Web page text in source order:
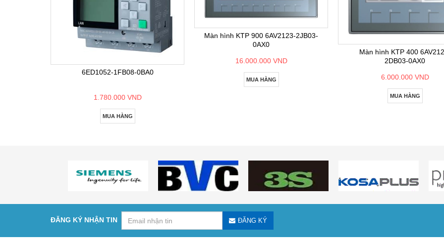
6ED1052-1FB08-0BA0
1.780.000 VND
MUA HÀNG
Màn hình KTP 900 6AV2123-2JB03-
0AX0
16.000.000 VND
MUA HÀNG
Màn hình KTP 400
2DB03-0AX0
6.000.000 VND
MUA HÀNG
ĐĂNG KÝ NHẬN TIN ĐĂNG KÝ